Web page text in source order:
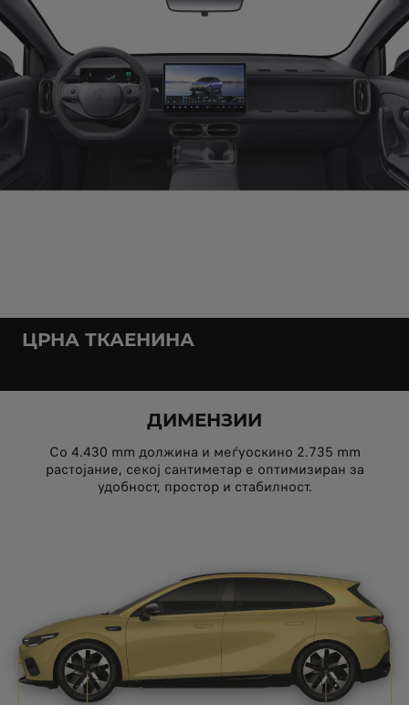
ЦРНА ТКАЕНИНА
ДИМЕНЗИИ
Со 4.430 mm должина и меѓуоскино 2.735 mm
растојание, секој сантиметар е оптимизиран за
удобност, простор и стабилност.